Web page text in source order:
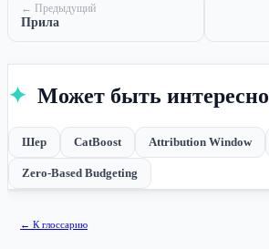
← Предыдущий
Прила
✦ Может быть интересно
Шер CatBoost Attribution Window
Zero-Based Budgeting
← К глоссарию